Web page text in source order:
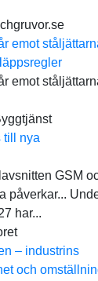
emot
emot
till nya
GSM
påverkar...
har...
– industrins
och